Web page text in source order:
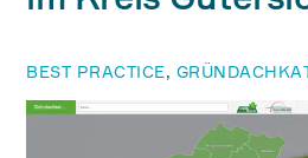
BEST PRACTICE,